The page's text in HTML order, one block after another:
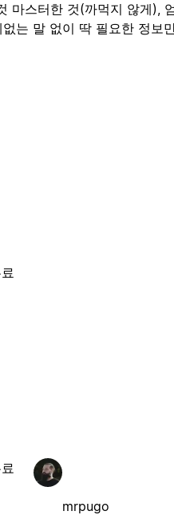
마스터한 것(까먹지 않게),
는 말 없이 딱 필요한 정보
mrpugo